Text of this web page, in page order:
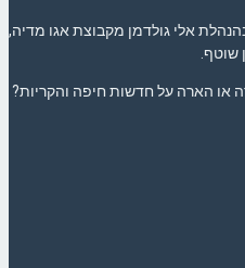
אלי גולדמן מקבוצת אגו מדיה,
שוטף.
או הארה על חדשות חיפה והקריות?